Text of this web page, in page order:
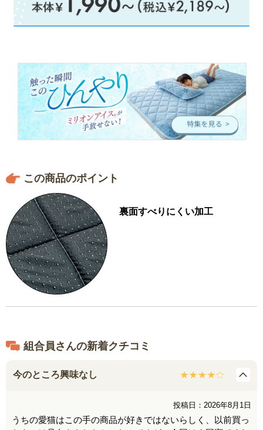
この商品のポイント
裏面すべりにくい加工
組合員さんの新着クチコミ
今のところ興味なし
投稿日：2026年8月1日
うちの愛猫はこの手の商品が好きではないらしく、以前買っ